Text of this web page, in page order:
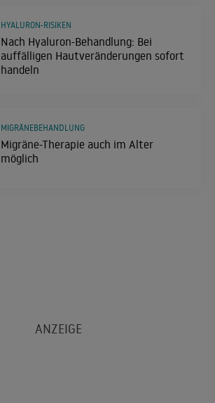
Nach Hyaluron-Behandlung: Bei
auffälligen Hautveränderungen sofort
handeln
HYALURON-RISIKEN
Migräne-Therapie auch im Alter
möglich
MIGRÄNEBEHANDLUNG